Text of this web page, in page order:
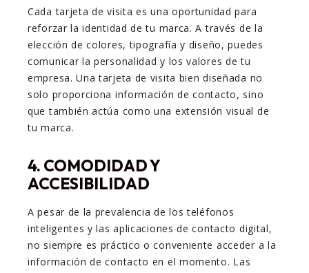
Cada tarjeta de visita es una oportunidad para
reforzar la identidad de tu marca. A través de la
elección de colores, tipografía y diseño, puedes
comunicar la personalidad y los valores de tu
empresa. Una tarjeta de visita bien diseñada no
solo proporciona información de contacto, sino
que también actúa como una extensión visual de
tu marca.
4. COMODIDAD Y
ACCESIBILIDAD
A pesar de la prevalencia de los teléfonos
inteligentes y las aplicaciones de contacto digital,
no siempre es práctico o conveniente acceder a la
información de contacto en el momento. Las